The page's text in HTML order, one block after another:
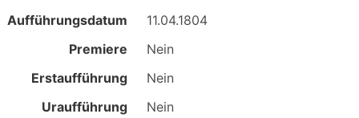
Aufführungsdatum
11.04.1804
Premiere
Nein
Erstaufführung
Nein
Uraufführung
Nein